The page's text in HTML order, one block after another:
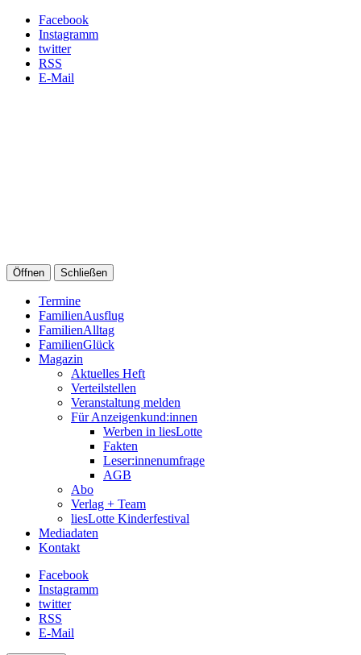
Facebook
Instagramm
twitter
RSS
E-Mail
Öffnen Schließen
Termine
FamilienAusflug
FamilienAlltag
FamilienGlück
Magazin
Aktuelles Heft
Verteilstellen
Veranstaltung melden
Für Anzeigenkund:innen
Werben in liesLotte
Fakten
Leser:innenumfrage
AGB
Abo
Verlag + Team
liesLotte Kinderfestival
Mediadaten
Kontakt
Facebook
Instagramm
twitter
RSS
E-Mail